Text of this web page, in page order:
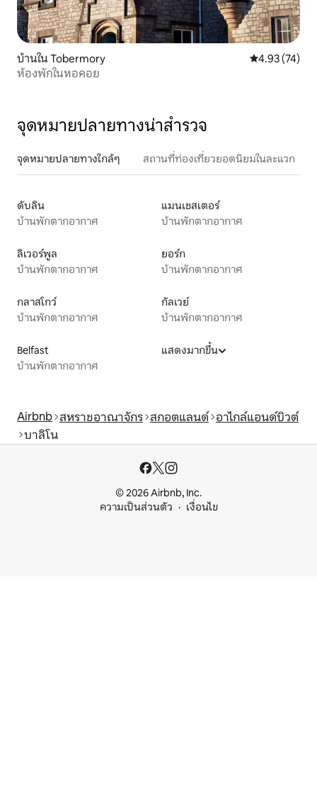
บ้านใน Tobermory คะแนนเฉลี่ย
4.93 (74)
ห้องพักในหอคอย
จุดหมายปลายทางน่าสำรวจ
จุดหมายปลายทางใกล้ๆ สถานที่ท่องเที่ยวยอดนิยมในละแวก
ดับลิน
บ้านพักตากอากาศ
แมนเชสเตอร์
บ้านพักตากอากาศ
ลิเวอร์พูล
บ้านพักตากอากาศ
ยอร์ก
บ้านพักตากอากาศ
กลาสโกว์
บ้านพักตากอากาศ
กัลเวย์
บ้านพักตากอากาศ
Belfast
บ้านพักตากอากาศ
แสดงมากขึ้น
Airbnb สหราชอาณาจักร สกอตแลนด์ อาไกล์แอนด์บิวต์
บาลิโน
© 2026 Airbnb, Inc.
ความเป็นส่วนตัว
เงื่อนไข